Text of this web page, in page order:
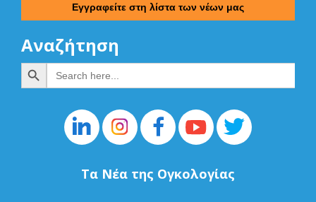
Αναζήτηση
Search
for:
Search Button
Τα Νέα της Ογκολογίας